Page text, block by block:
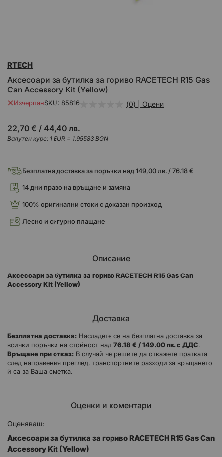
към
на
галерия
със
снимки
Аксесоари за бутилка за гориво RACETECH R15 Gas
Can Accessory Kit (Yellow)
RTECH
ИзчерпанSKU 85816 (0) | Оцени
22,70 € / 44,40 лв.
Валутен курс: 1 EUR = 1.95583 BGN
Безплатна доставка за поръчки над 149,00 лв. / 76.18 €
14 дни право на връщане и замяна
100% оригинални стоки с доказан произход
Лесно и сигурно плащане
Описание
Аксесоари за бутилка за гориво RACETECH R15 Gas Can
Accessory Kit (Yellow)
Доставка
Безплатна доставка: Насладете се на безплатна доставка за
всички поръчки на стойност над 76.18 € / 149.00 лв. с ДДС.
Връщане при отказ: В случай че решите да откажете пратката
след направения преглед, транспортните разходи за връщането
ѝ са за Ваша сметка.
Оценки и коментари
Оценяваш:
Аксесоари за бутилка за гориво RACETECH R15 Gas Can
Accessory Kit (Yellow)